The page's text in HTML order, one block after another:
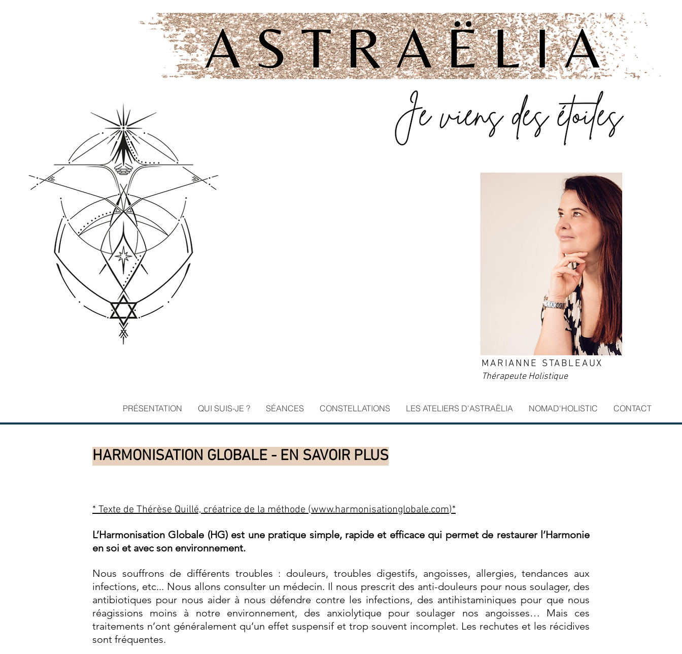
MARIANNE STABLEAUX
Thérapeute Holistique
PRÉSENTATION QUI SUIS-JE ? SÉANCES CONSTELLATIONS LES ATELIERS D'ASTRAËLIA NOMAD'HOLISTIC CONTACT
HARMONISATION GLOBALE - EN SAVOIR PLUS
* Texte de Thérèse Quillé, créatrice de la méthode (www.harmonisationglobale.com)*
L’Harmonisation Globale (HG) est une pratique simple, rapide et efficace qui permet de restaurer l’Harmonie
en soi et avec son environnement.
Nous souffrons de différents troubles : douleurs, troubles digestifs, angoisses, allergies, tendances aux
infections, etc... Nous allons consulter un médecin. Il nous prescrit des anti-douleurs pour nous soulager, des
antibiotiques pour nous aider à nous défendre contre les infections, des antihistaminiques pour que nous
réagissions moins à notre environnement, des anxiolytique pour soulager nos angoisses… Mais ces
traitements n’ont généralement qu’un effet suspensif et trop souvent incomplet. Les rechutes et les récidives
sont fréquentes.